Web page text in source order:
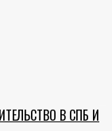
В СПБ И